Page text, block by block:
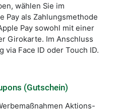
wählen Sie im
Pay als Zahlungsmethode
Pay sowohl mit einer
Girokarte. Im Anschluss
via Face ID oder Touch ID.
(Gutschein)
Aktions-